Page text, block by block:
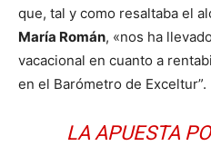
que, tal y como resaltaba el
María Román, «nos ha
vacacional en cuanto a
en el Barómetro de Exceltur”.
LA APUESTA